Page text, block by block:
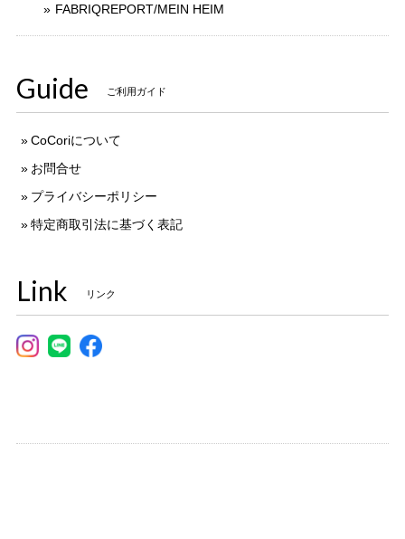
FABRIQREPORT/MEIN HEIM
Guide ご利用ガイド
CoCoriについて
お問合せ
プライバシーポリシー
特定商取引法に基づく表記
Link リンク